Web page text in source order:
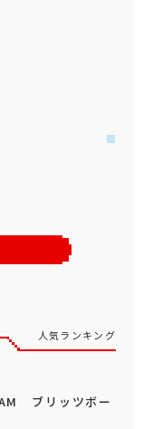
人気ランキング
ブリッツボー